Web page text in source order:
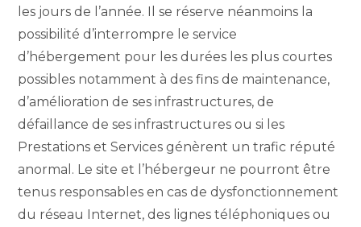
les jours de l’année. Il se réserve néanmoins la
possibilité d’interrompre le service
d’hébergement pour les durées les plus courtes
possibles notamment à des fins de maintenance,
d’amélioration de ses infrastructures, de
défaillance de ses infrastructures ou si les
Prestations et Services génèrent un trafic réputé
anormal. Le site et l’hébergeur ne pourront être
tenus responsables en cas de dysfonctionnement
du réseau Internet, des lignes téléphoniques ou